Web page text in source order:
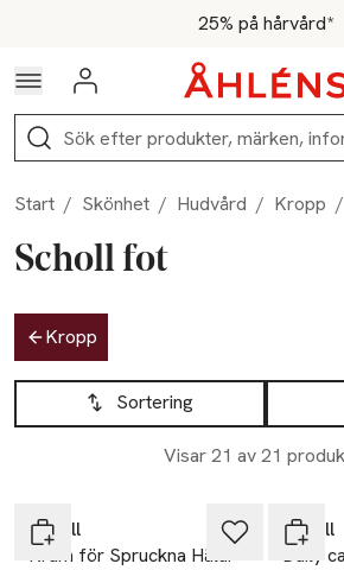
Hoppa till navigationsmenyn25% på hårvård*
För medlemmar -
Logga in
Sök
Start / Skönhet / Hudvård / Kropp /
Scholl fot
Hoppa till produktsidan
Kropp
Hoppa till produktsidan
Sortering
Visar 21 av 21
Lista över produkter
Scholl
Kräm för Spruckna Hälar
Scholl
Daily